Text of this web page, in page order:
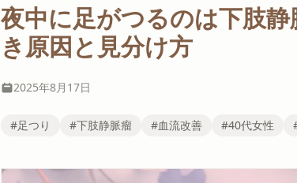
夜中に足がつるのは下肢
き原因と見分け方
2025年8月17日
#足つり #下肢静脈瘤 #血流改善 #40代女性